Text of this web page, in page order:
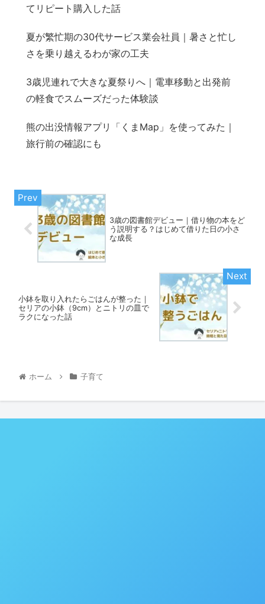
てリピート購入した話
夏が繁忙期の30代サービス業会社員｜暑さと忙し
さを乗り越えるわが家の工夫
3歳児連れで大きな夏祭りへ｜電車移動と出発前
の軽食でスムーズだった体験談
熊の出没情報アプリ「くまMap」を使ってみた｜
旅行前の確認にも
3歳の図書館デビュー｜借り物の本をど
う説明する？はじめて借りた日の小さ
な成長
小鉢を取り入れたらごはんが整った｜
セリアの小鉢（9cm）とニトリの皿で
ラクになった話
ホーム 子育て